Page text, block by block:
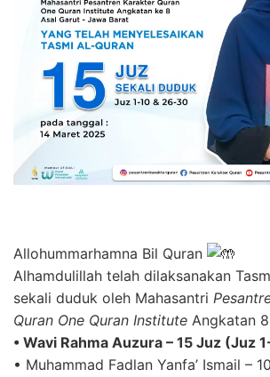
Allohummarhamna Bil Quran
Alhamdulillah telah dilaksanakan
sekali duduk oleh Mahasantri
Quran One Quran Institute Angkatan
• Wavi Rahma Auzura – 15 Juz (Juz
• Muhammad Fadlan Yanfa’ Ismail –